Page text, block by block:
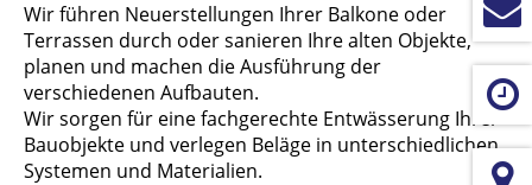
Wir führen Neuerstellungen Ihrer Balkone oder
Terrassen durch oder sanieren Ihre alten Objekte,
planen und machen die Ausführung der
verschiedenen Aufbauten.
Wir sorgen für eine fachgerechte Entwässerung Ihrer
Bauobjekte und verlegen Beläge in unterschiedlichen
Systemen und Materialien.